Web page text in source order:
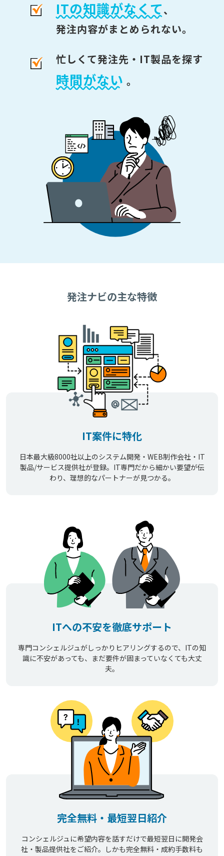
ITの知識がなくて、
発注内容がまとめられない。
忙しくて発注先・IT製品を探す
時間がない 。
発注ナビの主な特徴
IT案件に特化
日本最大級8000社以上のシステム開発・WEB制作会社・IT
製品/サービス提供社が登録。IT専門だから細かい要望が伝
わり、理想的なパートナーが見つかる。
ITへの不安を徹底サポート
専門コンシェルジュがしっかりヒアリングするので、ITの知
識に不安があっても、まだ要件が固まっていなくても大丈
夫。
完全無料・最短翌日紹介
コンシェルジュに希望内容を話すだけで最短翌日に開発会
社・製品提供社をご紹介。しかも完全無料・成約手数料も